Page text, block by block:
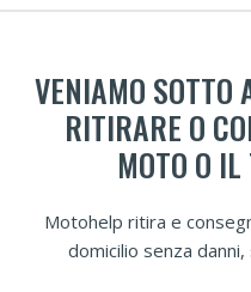
VENIAMO SOTTO
RITIRARE O
MOTO O
Motohelp ritira e
domicilio senza